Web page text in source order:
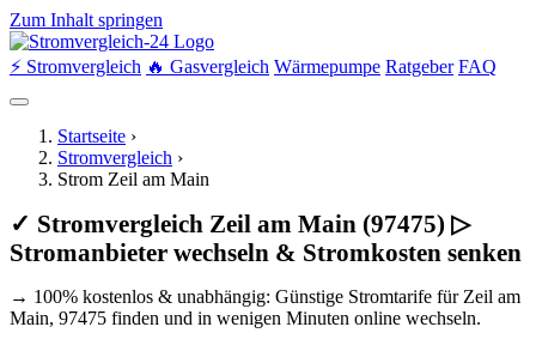
Zum Inhalt springen
⚡ Stromvergleich 🔥 Gasvergleich Wärmepumpe Ratgeber FAQ
Startseite ›
Stromvergleich ›
Strom Zeil am Main
✓ Stromvergleich Zeil am Main (97475) ▷
Stromanbieter wechseln & Stromkosten senken
→ 100% kostenlos & unabhängig: Günstige Stromtarife für Zeil am
Main, 97475 finden und in wenigen Minuten online wechseln.